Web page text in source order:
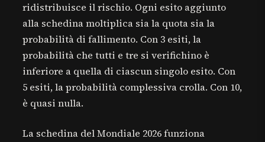
ridistribuisce il rischio. Ogni esito aggiunto
alla schedina moltiplica sia la quota sia la
probabilità di fallimento. Con 3 esiti, la
probabilità che tutti e tre si verifichino è
inferiore a quella di ciascun singolo esito. Con
5 esiti, la probabilità complessiva crolla. Con 10,
è quasi nulla.
La schedina del Mondiale 2026 funziona